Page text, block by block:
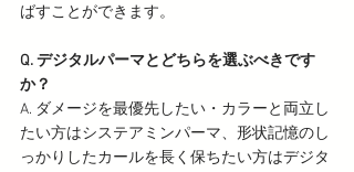
ばすことができます。
Q. デジタルパーマとどちらを選ぶべきです
か？
A. ダメージを最優先したい・カラーと両立し
たい方はシステアミンパーマ、形状記憶のし
っかりしたカールを長く保ちたい方はデジタ